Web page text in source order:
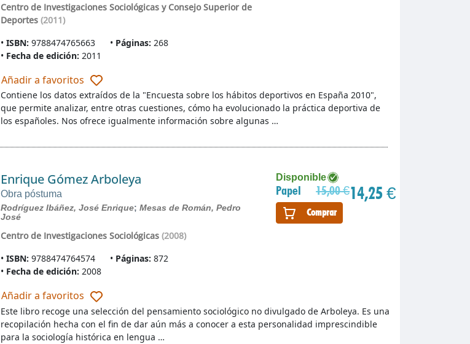
Centro de Investigaciones Sociológicas y Consejo Superior de
Deportes(2011)
ISBN: 9788474765663 Páginas: 268
Fecha de edición: 2011
Añadir a favoritos
Contiene los datos extraídos de la "Encuesta sobre los hábitos deportivos en España 2010",
que permite analizar, entre otras cuestiones, cómo ha evolucionado la práctica deportiva de
los españoles. Nos ofrece igualmente información sobre algunas …
Enrique Gómez Arboleya
Obra póstuma
Rodríguez Ibáñez, José Enrique;Mesas de Román, Pedro
José
Centro de Investigaciones Sociológicas (2008)
ISBN: 9788474764574 Páginas: 872
Fecha de edición: 2008
Añadir a favoritos
Disponible
Papel 15,00 €14,25 €
Comprar
Este libro recoge una selección del pensamiento sociológico no divulgado de Arboleya. Es una
recopilación hecha con el fin de dar aún más a conocer a esta personalidad imprescindible
para la sociología histórica en lengua …